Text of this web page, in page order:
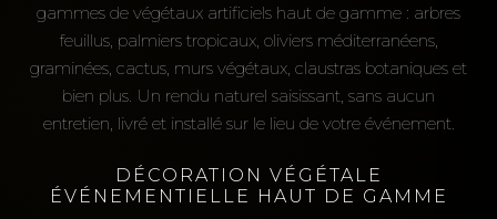
gammes de végétaux artificiels haut de gamme : arbres
feuillus, palmiers tropicaux, oliviers méditerranéens,
graminées, cactus, murs végétaux, claustras botaniques et
bien plus. Un rendu naturel saisissant, sans aucun
entretien, livré et installé sur le lieu de votre événement.
DÉCORATION VÉGÉTALE
ÉVÉNEMENTIELLE HAUT DE GAMME